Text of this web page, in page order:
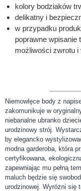
kolory bodziaków
delikatny i
w przypadku
poprawne wpisanie
możliwości zwrotu i
Niemowlęce body z
zakomunikuje w
niebanalne ubranko
urodzinowy strój.
by elegancko
modna garderoba, która
certyfikowana,
zapewniając mu pełną
maluch będzie się
urodzinowej. Wyróżni się